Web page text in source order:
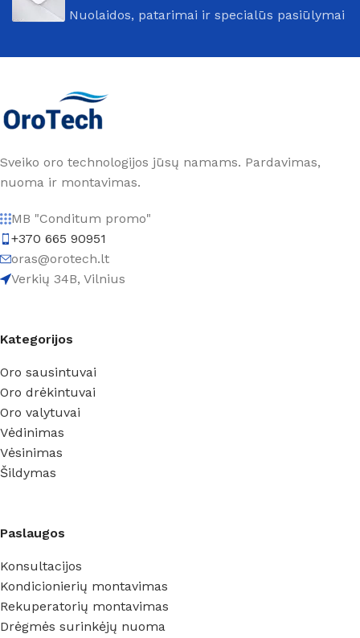
Nuolaidos, patarimai ir specialūs pasiūlymai
Sveiko oro technologijos jūsų namams. Pardavimas,
nuoma ir montavimas.
MB "Conditum promo"
+370 665 90951
oras@orotech.lt
Verkių 34B, Vilnius
Kategorijos
Oro sausintuvai
Oro drėkintuvai
Oro valytuvai
Vėdinimas
Vėsinimas
Šildymas
Paslaugos
Konsultacijos
Kondicionierių montavimas
Rekuperatorių montavimas
Drėgmės surinkėjų nuoma